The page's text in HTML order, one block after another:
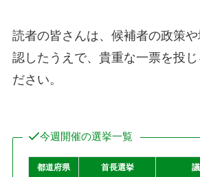
読者の皆さんは、候補者の政策
認したうえで、貴重な一票を投じ
ださい。
今週開催の選挙一覧
都道府県 首長選挙